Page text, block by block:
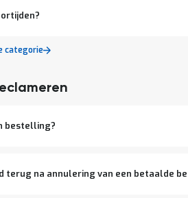
categorie
bestelling?
terug na annulering van een betaalde